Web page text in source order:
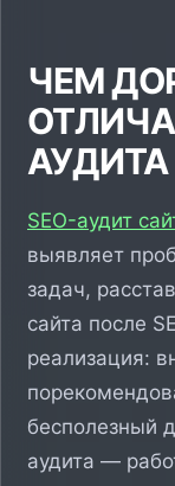
ЧЕМ
АУДИТА
SEO-аудит
выявляет
задач,
сайта после
реализация:
бесполезный
аудита —